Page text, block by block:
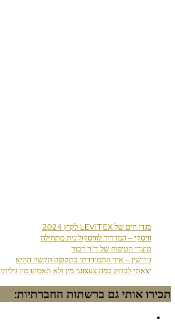
בגדי הים של LEVITEX לקיץ 2024
וויסקי – המדריך לוויסקולוגית מתחילה
מוצרי הטיפוח של ד"ר דבור
גירושין – איך התמודדתי בתקופה הקשה ההיא
יצאתי לבדוק כמה צעצועי מין ולא תאמינו מה גיליתי
תכירו אותי גם ברשתות החברתיות: